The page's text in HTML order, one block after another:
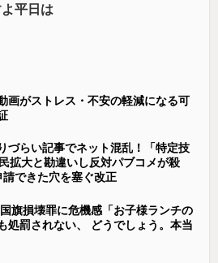
平日は
画がストレス・不安の軽減になる可
づらい記事でネット混乱！「特定技
拡大と勘違いし反対パブコメが殺
できた穴を塞ぐ改正
旗損壊罪に危機感「お子様ランチの
処罰されない、 どうでしょう。本当